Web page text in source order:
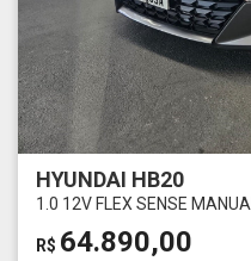
HYUNDAI HB20
1.0 12V FLEX SENSE MANUAL
R$ 64.890,00